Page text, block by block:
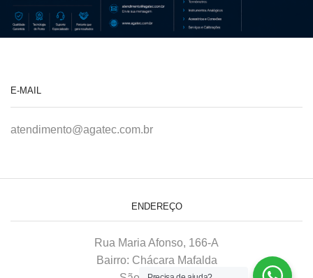
E-MAIL
atendimento@agatec.com.br
ENDEREÇO
Rua Maria Afonso, 166-A
Bairro: Chácara Mafalda